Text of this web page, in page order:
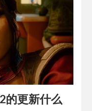
的更新什么